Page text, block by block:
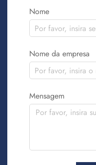
Nome
Nome da empresa
Mensagem